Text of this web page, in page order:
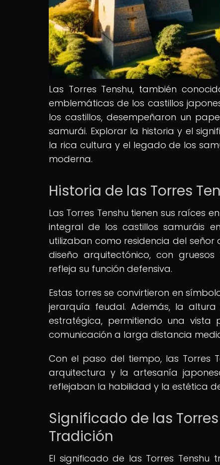
Las Torres Tenshu, también
emblemáticas de los castillos
los castillos, desempeñaron un
samurái. Explorar la historia y el
la rica cultura y el legado de los
moderna.
Historia de las Torres
Las Torres Tenshu tienen sus raíces
integral de los castillos samuráis
utilizaban como residencia del
diseño arquitectónico, con
refleja su función defensiva.
Estas torres se convirtieron en
jerarquía feudal. Además, la
estratégica, permitiendo una
comunicación a larga distancia
Con el paso del tiempo, las Torres
arquitectura y la artesanía
reflejaban la habilidad y la estética
Significado de las
Tradición
El significado de las Torres Tenshu